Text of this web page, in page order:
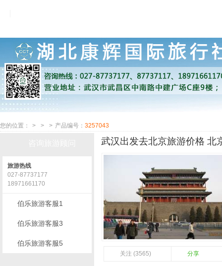
您的位置： > > > 产品编号： 3257043
武汉出发去北京旅游价格 北
关注 (3565) 分享
旅游热线
027-87737177
18971661170
伯乐旅游客服1
伯乐旅游客服3
伯乐旅游客服5